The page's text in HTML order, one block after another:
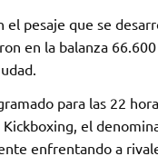
pesaje que se
en la balanza
para las 22
el
enfrentando a